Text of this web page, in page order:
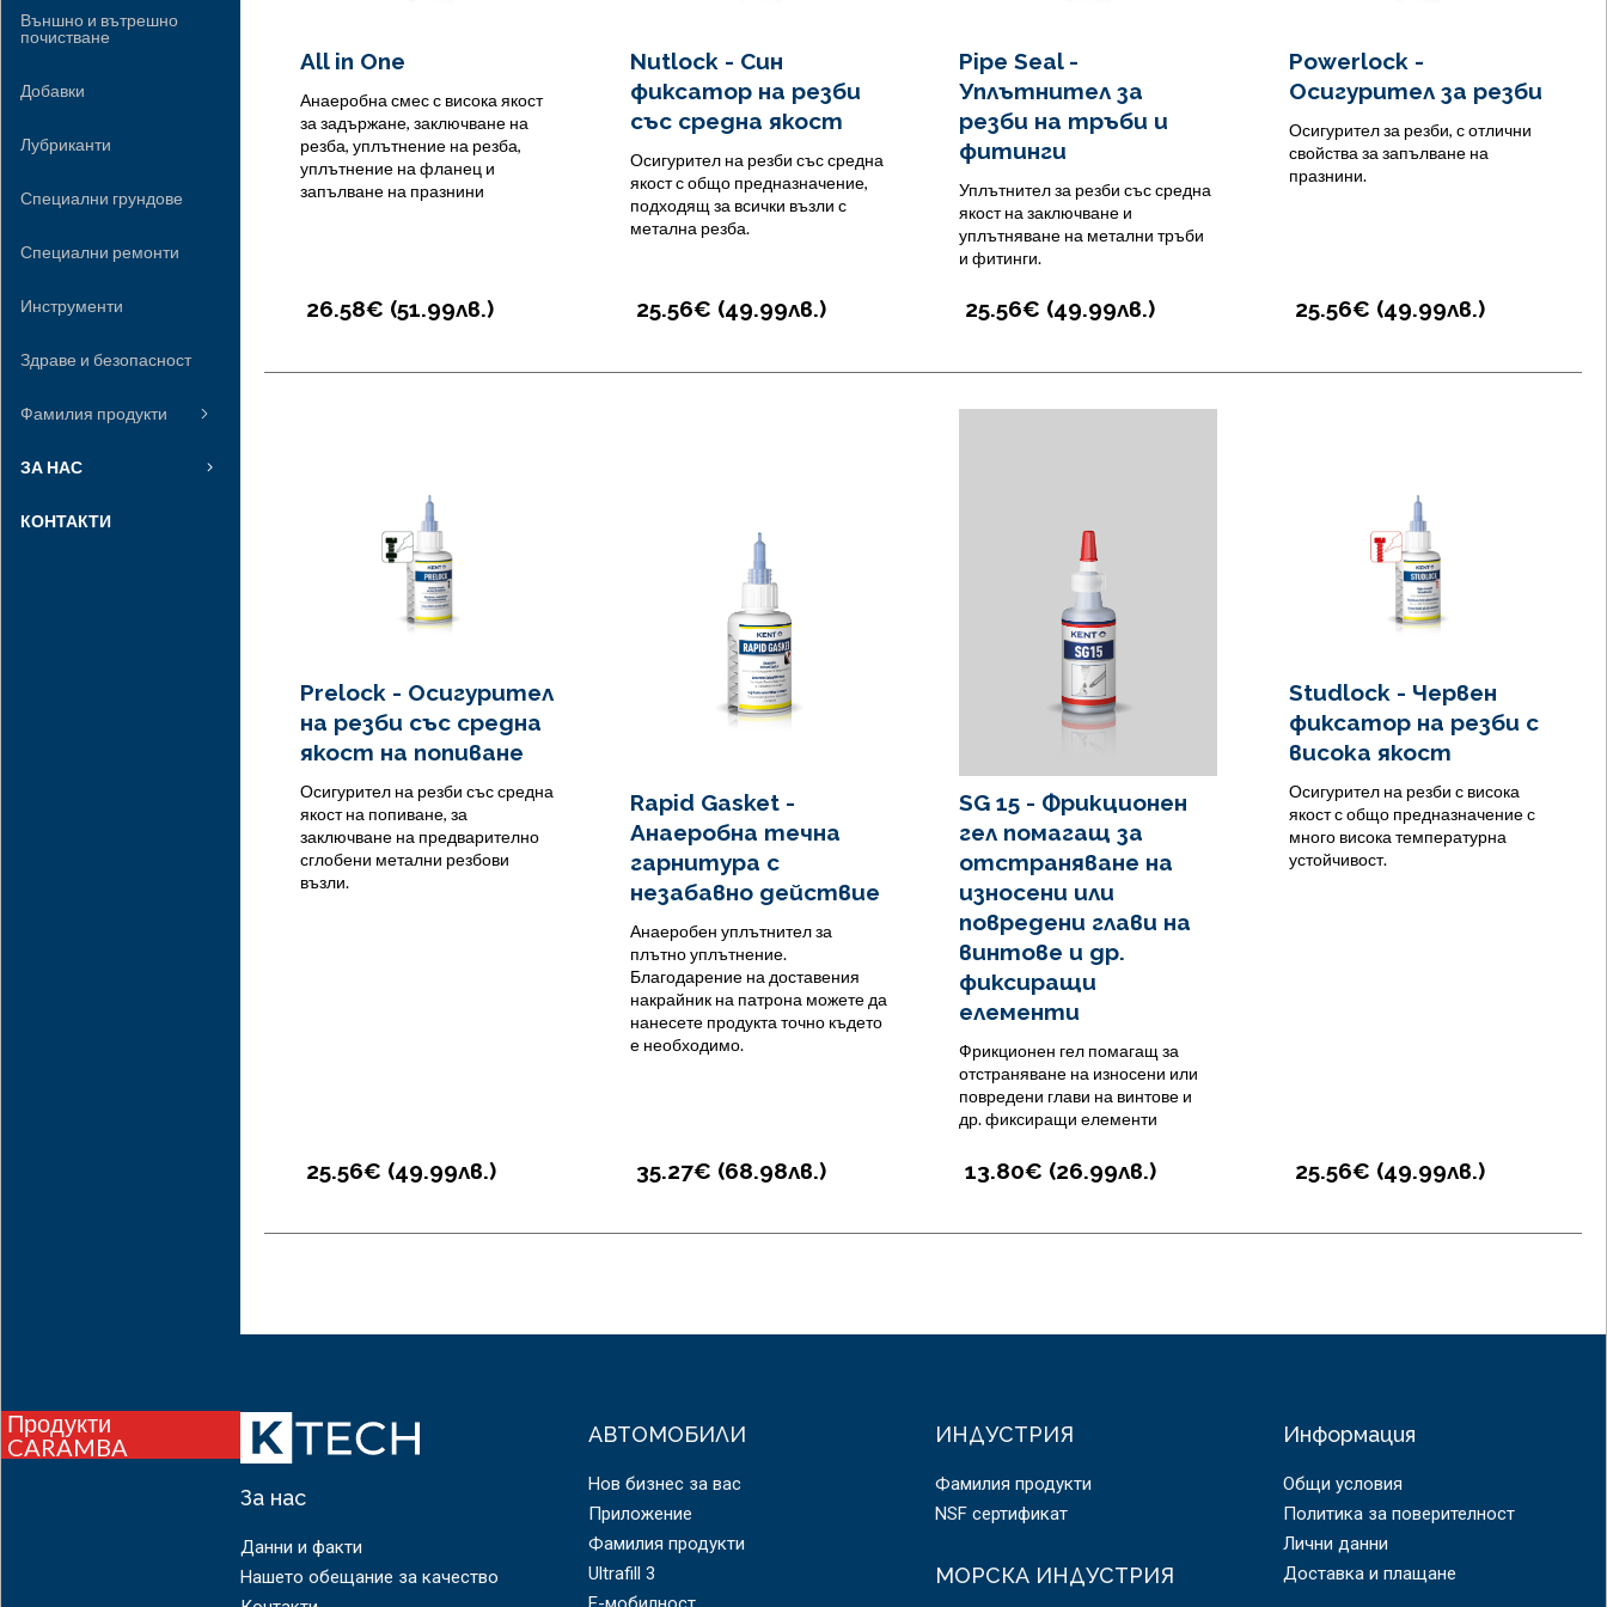
Външно и вътрешно
почистване
Добавки
Лубриканти
Специални грундове
Специални ремонти
Инструменти
Здраве и безопасност
Фамилия продукти
ЗА НАС
КОНТАКТИ
Продукти
CARAMBA
All in One
Анаеробна смес с висока якост
за задържане, заключване на
резба, уплътнение на резба,
уплътнение на фланец и
запълване на празнини
26.58€ (51.99лв.)
Nutlock - Син
фиксатор на резби
със средна якост
Осигурител на резби със средна
якост с общо предназначение,
подходящ за всички възли с
метална резба.
25.56€ (49.99лв.)
Pipe Seal -
Уплътнител за
резби на тръби и
фитинги
Уплътнител за резби със средна
якост на заключване и
уплътняване на метални тръби
и фитинги.
25.56€ (49.99лв.)
Powerlock -
Осигурител за резби
Осигурител за резби, с отлични
свойства за запълване на
празнини.
25.56€ (49.99лв.)
Prelock - Осигурител
на резби със средна
якост на попиване
Осигурител на резби със средна
якост на попиване, за
заключване на предварително
сглобени метални резбови
възли.
25.56€ (49.99лв.)
Rapid Gasket -
Анаеробна течна
гарнитура с
незабавно действие
Анаеробен уплътнител за
плътно уплътнение.
Благодарение на доставения
накрайник на патрона можете да
нанесете продукта точно където
е необходимо.
35.27€ (68.98лв.)
SG 15 - Фрикционен
гел помагащ за
отстраняване на
износени или
повредени глави на
винтове и др.
фиксиращи
елементи
Фрикционен гел помагащ за
отстраняване на износени или
повредени глави на винтове и
др. фиксиращи елементи
13.80€ (26.99лв.)
Studlock - Червен
фиксатор на резби с
висока якост
Осигурител на резби с висока
якост с общо предназначение с
много висока температурна
устойчивост.
25.56€ (49.99лв.)
За нас
Данни и факти
Нашето обещание за качество
АВТОМОБИЛИ
Нов бизнес за вас
Приложение
Фамилия продукти
Ultrafill 3
ИНДУСТРИЯ
Фамилия продукти
NSF сертификат
МОРСКА ИНДУСТРИЯ
Информация
Общи условия
Политика за поверителност
Лични данни
Доставка и плащане